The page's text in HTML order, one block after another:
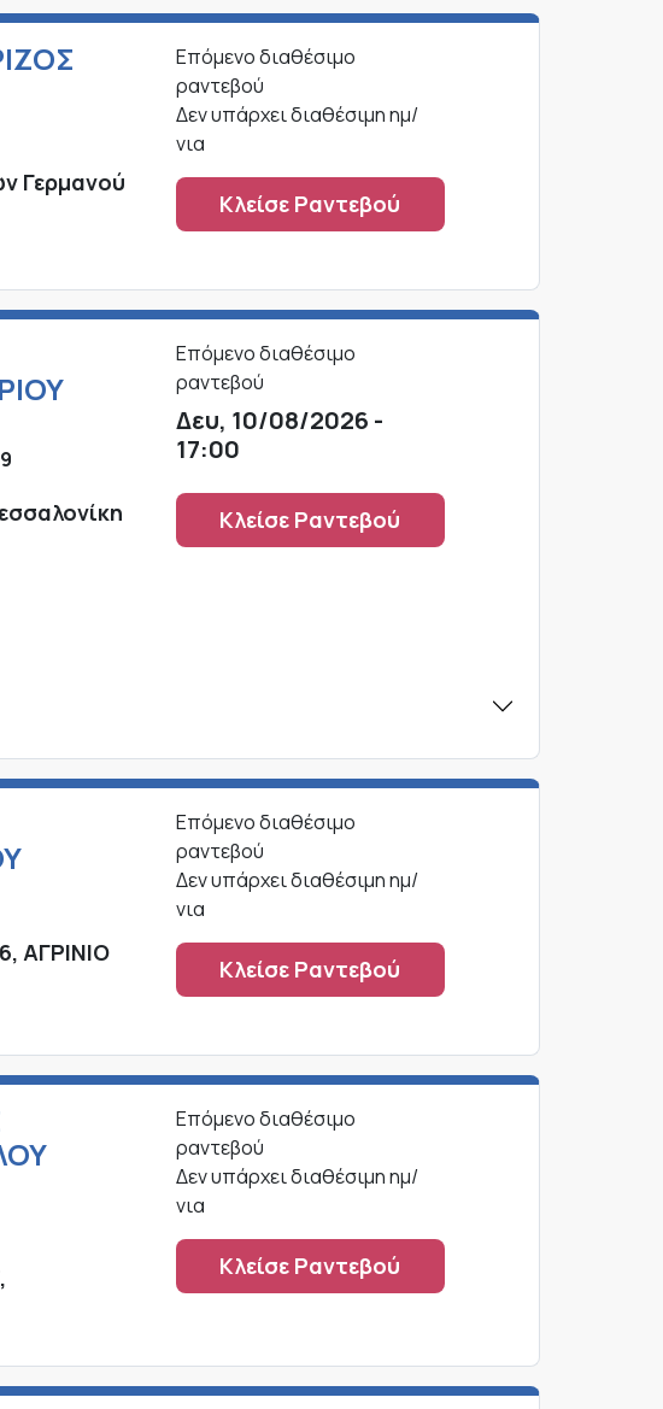
Γερμανού
Επόμενο διαθέσιμο
ραντεβού
Δεν υπάρχει διαθέσιμη ημ/
νια
Κλείσε Ραντεβού
Επόμενο διαθέσιμο
ραντεβού
Δευ, 10/08/2026 -
17:00
Κλείσε Ραντεβού
ΑΓΡΙΝΙΟ
Επόμενο διαθέσιμο
ραντεβού
Δεν υπάρχει διαθέσιμη ημ/
νια
Κλείσε Ραντεβού
Επόμενο διαθέσιμο
ραντεβού
Δεν υπάρχει διαθέσιμη ημ/
νια
Κλείσε Ραντεβού